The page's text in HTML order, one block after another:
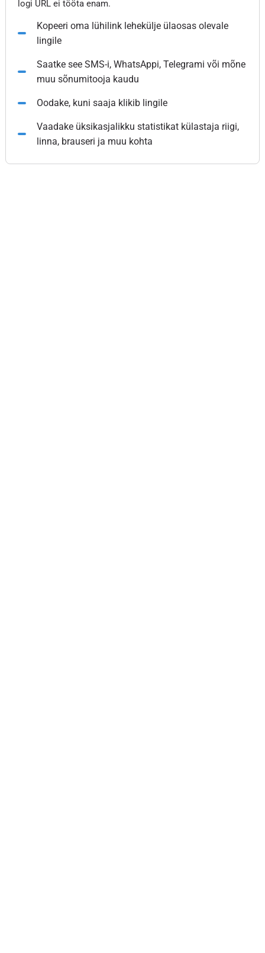
logi URL ei tööta enam.
Kopeeri oma lühilink lehekülje ülaosas olevale
lingile
Saatke see SMS-i, WhatsAppi, Telegrami või mõne
muu sõnumitooja kaudu
Oodake, kuni saaja klikib lingile
Vaadake üksikasjalikku statistikat külastaja riigi,
linna, brauseri ja muu kohta